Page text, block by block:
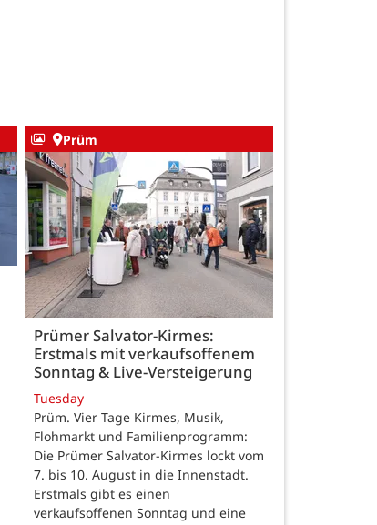
Prüm
Prümer Salvator-Kirmes:
Erstmals mit verkaufsoffenem
Sonntag & Live-Versteigerung
Tuesday
Prüm. Vier Tage Kirmes, Musik,
Flohmarkt und Familienprogramm:
Die Prümer Salvator-Kirmes lockt vom
7. bis 10. August in die Innenstadt.
Erstmals gibt es einen
verkaufsoffenen Sonntag und eine